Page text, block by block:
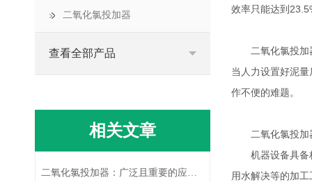
效率只能达到
二氧化氯投加器
当人力设置好泥
作不便的难题。
二氧化氯投加
机器设备具备构
用水解决等的加
二氧化氯投加器
查看全部产品
相关文章
二氧化氯投加器：广泛且重要的应用之选